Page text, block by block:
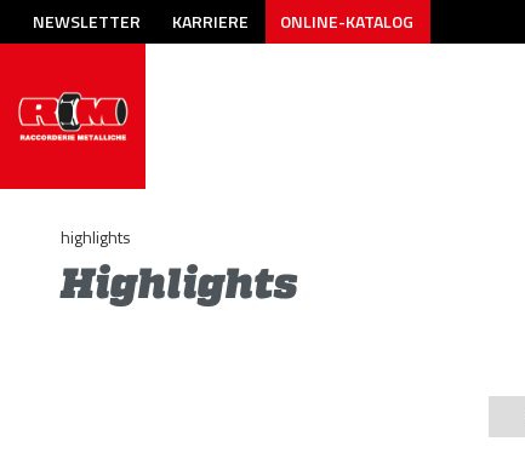
NEWSLETTER KARRIERE ONLINE-KATALOG
highlights
Highlights